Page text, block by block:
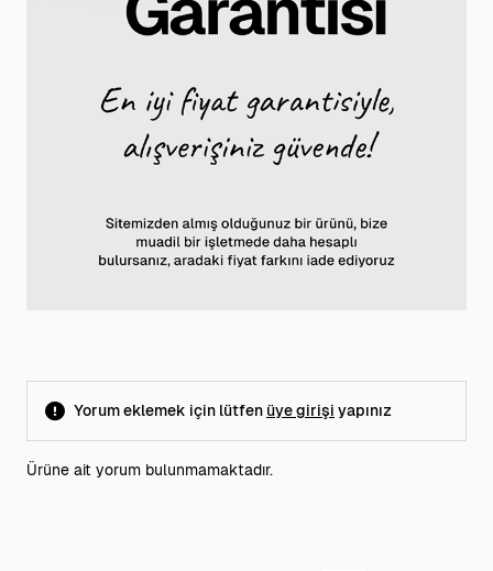
Yorum eklemek için lütfen üye girişi yapınız
Ürüne ait yorum bulunmamaktadır.